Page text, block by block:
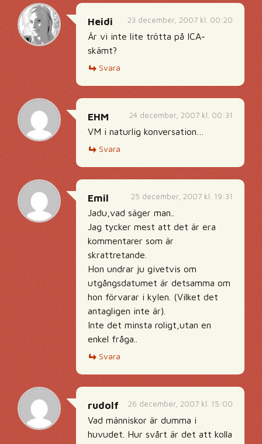
23 december, 2007 kl. 00:20
Heidi
Är vi inte lite trötta på ICA-
skämt?
Svara
24 december, 2007 kl. 00:31
EHM
VM i naturlig konversation…
Svara
25 december, 2007 kl. 19:31
Emil
Jadu,vad säger man..
Jag tycker mest att det är era
kommentarer som är
skrattretande.
Hon undrar ju givetvis om
utgångsdatumet är detsamma om
hon förvarar i kylen. (Vilket det
antagligen inte är).
Inte det minsta roligt,utan en
enkel fråga..
Svara
26 december, 2007 kl. 15:00
rudolf
Vad människor är dumma i
huvudet. Hur svårt är det att kolla